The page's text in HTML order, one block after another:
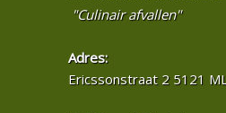
"Culinair afvallen"
Adres:
Ericssonstraat 2 5121